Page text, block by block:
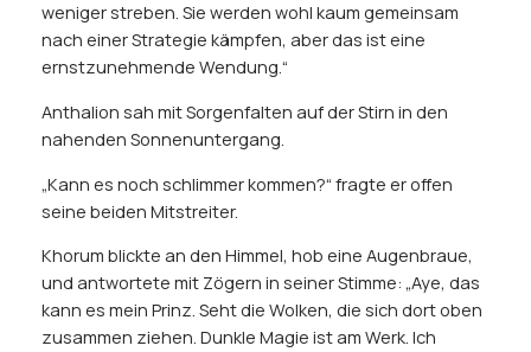
weniger streben. Sie werden wohl kaum gemeinsam
nach einer Strategie kämpfen, aber das ist eine
ernstzunehmende Wendung.“
Anthalion sah mit Sorgenfalten auf der Stirn in den
nahenden Sonnenuntergang.
„Kann es noch schlimmer kommen?“ fragte er offen
seine beiden Mitstreiter.
Khorum blickte an den Himmel, hob eine Augenbraue,
und antwortete mit Zögern in seiner Stimme: „Aye, das
kann es mein Prinz. Seht die Wolken, die sich dort oben
zusammen ziehen. Dunkle Magie ist am Werk. Ich